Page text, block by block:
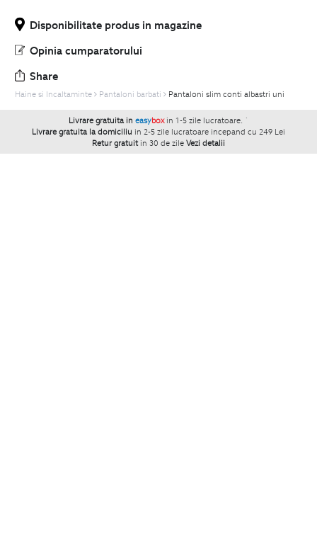
Disponibilitate produs in magazine
Opinia cumparatorului
Share
Haine si Incaltaminte Pantaloni barbati Pantaloni slim conti albastri uni
Livrare gratuita in easybox in 1-5 zile lucratoare. `
Livrare gratuita la domiciliu in 2-5 zile lucratoare incepand cu 249 Lei
Retur gratuit in 30 de zile Vezi detalii